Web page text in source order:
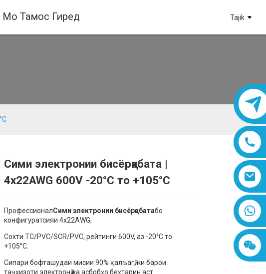
Мо Тамос Гиред Tajik
Loading...
Loading... Loading...
Loading...
Сими электронии бисёрқабата |
4x22AWG 600V -20°C то +105°C
ПрофессионалСими электронии бисёрқабатабо
конфигуратсияи 4x22AWG,
Сохти TC/PVC/SCR/PVC, рейтинги 600V, аз -20°C то
+105°C.
Сипари бофташудаи мисии 90% қалъагӣ, ки барои
таҷҳизоти электронӣ ва асбобҳо беҳтарин аст.